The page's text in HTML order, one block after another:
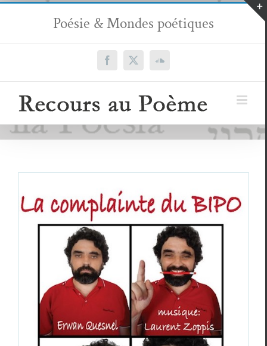
Passer
contenu
Poésie & Mondes poétiques
Facebook
X SoundCloud
Erwan Quesnel,La complainte du bipo,